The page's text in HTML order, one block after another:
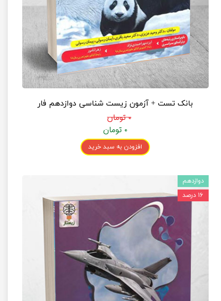
بانک تست + آزمون زیست شناسی دوازدهم فار
۰ تومان
۰ تومان
افزودن به سبد خرید
دوازدهم
۱۶ درصد